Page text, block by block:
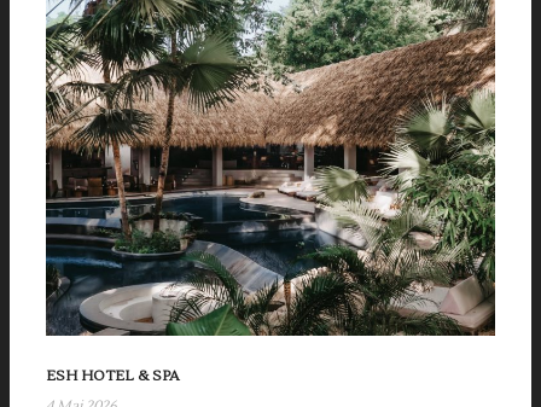
ESH HOTEL & SPA